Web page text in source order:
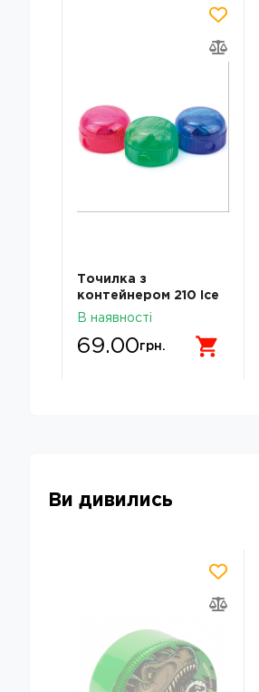
Точилка з
контейнером 210 Ice
Kum
В наявності
69.00грн.
Ви дивились